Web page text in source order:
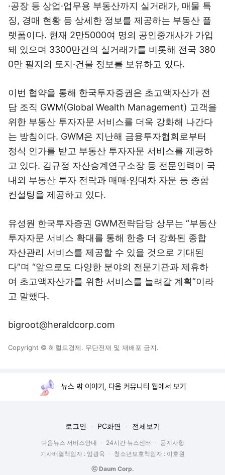
·공장 등 상업·업무용 부동산까지 실거래가, 매물 특
징, 경매 현황 등 상세한 정보를 제공하는 부동산 플
랫폼이다. 현재 2만5000여 명의 공인중개사가 가입
돼 있으며 3300만건의 실거래가를 비롯해 전국 380
0만 필지의 토지·건물 정보를 보유하고 있다.
이번 협약을 통해 한국투자증권은 초고액자산가 전
담 조직 GWM(Global Wealth Management) 고객을
위한 부동산 투자자문 서비스를 더욱 강화해 나간다
는 방침이다. GWM은 지난해 금융투자협회로부터
정식 인가를 받고 부동산 투자자문 서비스를 제공하
고 있다. 김규정 자산승계연구소장 등 전문인력이 국
내외 부동산 투자 전략과 매매·임대차 자문 등 종합
컨설팅을 제공하고 있다.
유성원 한국투자증권 GWM전략담당 상무는 “부동산
투자자문 서비스 확대를 통해 한층 더 강화된 종합
자산관리 서비스를 제공할 수 있을 것으로 기대된
다”며 “앞으로도 다양한 분야의 전문기관과 제휴하
여 초고액자산가를 위한 서비스를 늘려갈 계획”이라
고 말했다.
bigroot@heraldcorp.com
Copyright © 헤럴드경제. 무단전재 및 재배포 금지.
뉴스 밖 이야기, 다음 커뮤니티 웹에서 보기
로그인 PC화면 전체보기
다음뉴스 서비스안내 24시간 뉴스센터
공지사항
기사배열책임자 : 임광욱
청소년보호책임자 : 이호원
ⓒ Daum Corp.